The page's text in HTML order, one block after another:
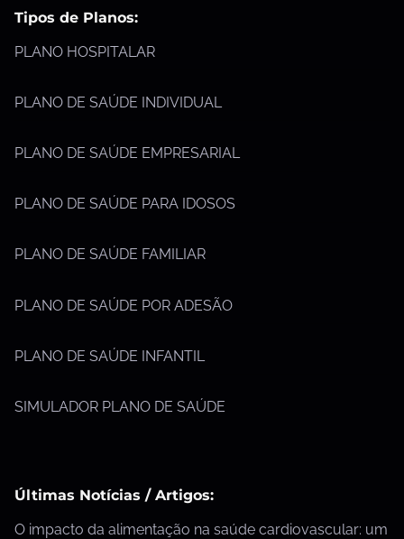
Tipos de Planos:
PLANO HOSPITALAR
PLANO DE SAÚDE INDIVIDUAL
PLANO DE SAÚDE EMPRESARIAL
PLANO DE SAÚDE PARA IDOSOS
PLANO DE SAÚDE FAMILIAR
PLANO DE SAÚDE POR ADESÃO
PLANO DE SAÚDE INFANTIL
SIMULADOR PLANO DE SAÚDE
Últimas Notícias / Artigos:
O impacto da alimentação na saúde cardiovascular: um